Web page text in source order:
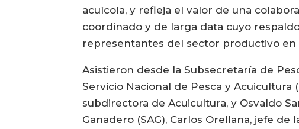
acuícola, y refleja el valor de una
coordinado y de larga data cuyo
representantes del sector productivo en
Asistieron desde la Subsecretaría de
Servicio Nacional de Pesca y Acuicultura
subdirectora de Acuicultura, y Osvaldo
Ganadero (SAG), Carlos Orellana, jefe